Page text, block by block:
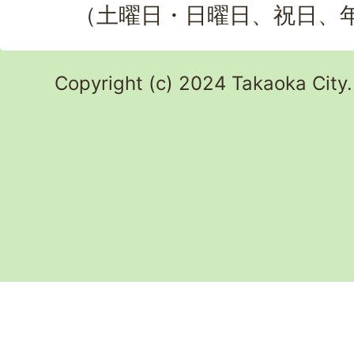
（土曜日・日曜日、祝日
Copyright (c) 2024 Takaoka